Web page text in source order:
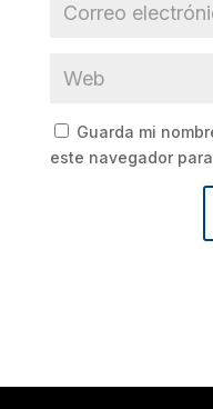
Guarda mi
este navegador